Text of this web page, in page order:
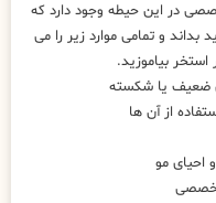
10 سرفصل تخصصی در این حیطه وجود دارد که
بداند و تمامی موارد زیر را می
بیاموزید.